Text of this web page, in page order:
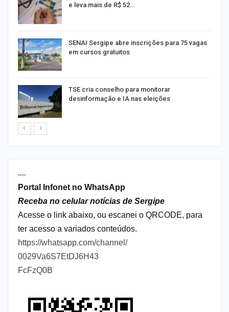
e leva mais de R$ 52…
SENAI Sergipe abre inscrições para 75 vagas
em cursos gratuitos
TSE cria conselho para monitorar
desinformação e IA nas eleições
----
Portal Infonet no WhatsApp
Receba no celular notícias de Sergipe
Acesse o link abaixo, ou escanei o QRCODE, para
ter acesso a variados conteúdos.
https://whatsapp.com/channel/
0029Va6S7EtDJ6H43
FcFzQ0B